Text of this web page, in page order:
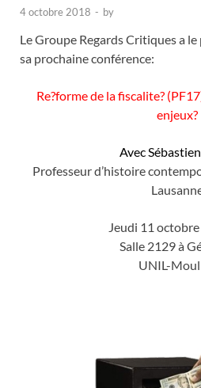
4 octobre 2018 - by
Le Groupe Regards Critiques a
sa prochaine conférence:
Re?forme de la fiscalite?
enjeux?
Avec
Professeur d’histoire
Jeudi 11
Salle 2129 à
UNIL-